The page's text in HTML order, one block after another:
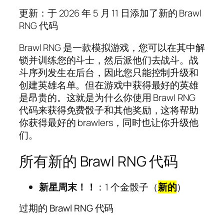
更新：于 2026 年 5 月 11 日添加了新的 Brawl
RNG 代码
Brawl RNG 是一款模拟游戏，您可以在其中解
锁并训练您的斗士，然后派他们去战斗。战
斗序列发生在后台，因此您只能控制升级和
创建英雄名单。但在游戏中获得最好的英雄
是昂贵的。这就是为什么你使用 Brawl RNG
代码来获得免费骰子和其他奖励，这将帮助
你获得最好的 brawlers，同时也让你升级他
们。
所有新的 Brawl RNG 代码
新星周末！！ ：1 个金骰子（新的）
过期的 Brawl RNG 代码